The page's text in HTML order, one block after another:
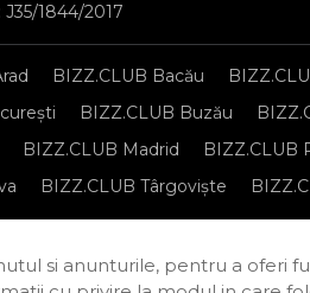
J35/1844/2017
BIZZ.CLUB Bacău
BIZZ.CLUB Buzău
BIZZ.CLUB Madrid BIZZ.CLUB
BIZZ.CLUB Târgoviște
personale Regulament de
si anunturile, pentru a oferi